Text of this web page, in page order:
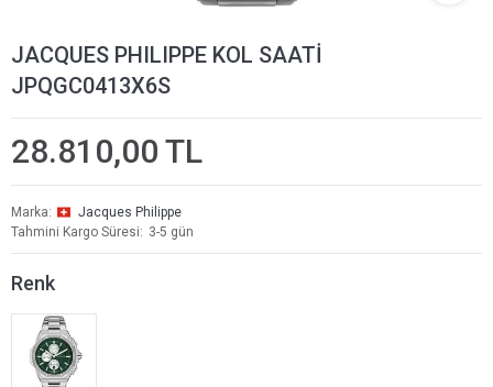
JACQUES PHILIPPE KOL SAATİ
JPQGC0413X6S
28.810,00 TL
Marka
Jacques Philippe
Tahmini Kargo Süresi
3-5 gün
Renk